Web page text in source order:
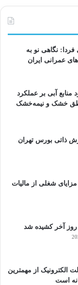
فردا: نگاهی نو به
عمرانی ایران
منابع آبی بر عملکرد
خشک و نیمه‌خشک
ذاتی بورس تهران
شغلی از مالیات
آخر کشیده شد
الکترونیک از مهمترین
است